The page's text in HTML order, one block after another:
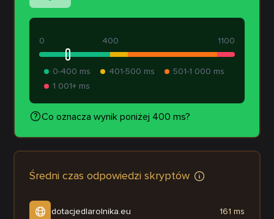
400
0 1100
0-400 ms 401-500 ms
501-1 000 ms
1 001+ ms
Co oznacza wynik poniżej 400 ms?
Średni czas odpowiedzi skryptów
dotacjedlarolnika.eu 161 ms